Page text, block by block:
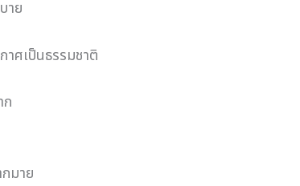
าย
ศเป็นธรรมชาติ
มาย